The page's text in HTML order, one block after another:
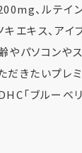
、ルテイ
キエキス、ア
やパソコンや
だきたいプレ
「ブルーベリ